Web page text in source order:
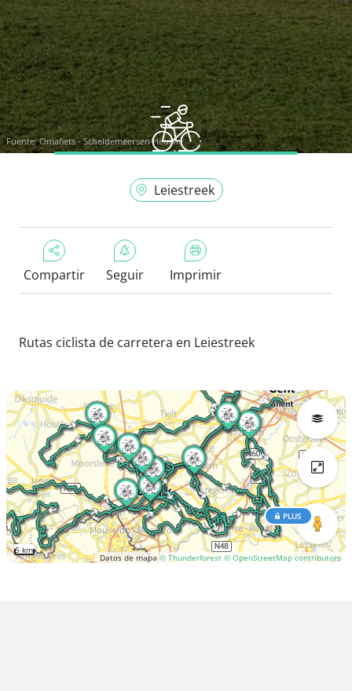
Fuente:Omafiets - Scheldemeersen Heurne
Leiestreek
Compartir Seguir Imprimir
Rutas ciclista de carretera en Leiestreek
Datos de mapa© Thunderforest © OpenStreetMap contributors
PLUS
5 km